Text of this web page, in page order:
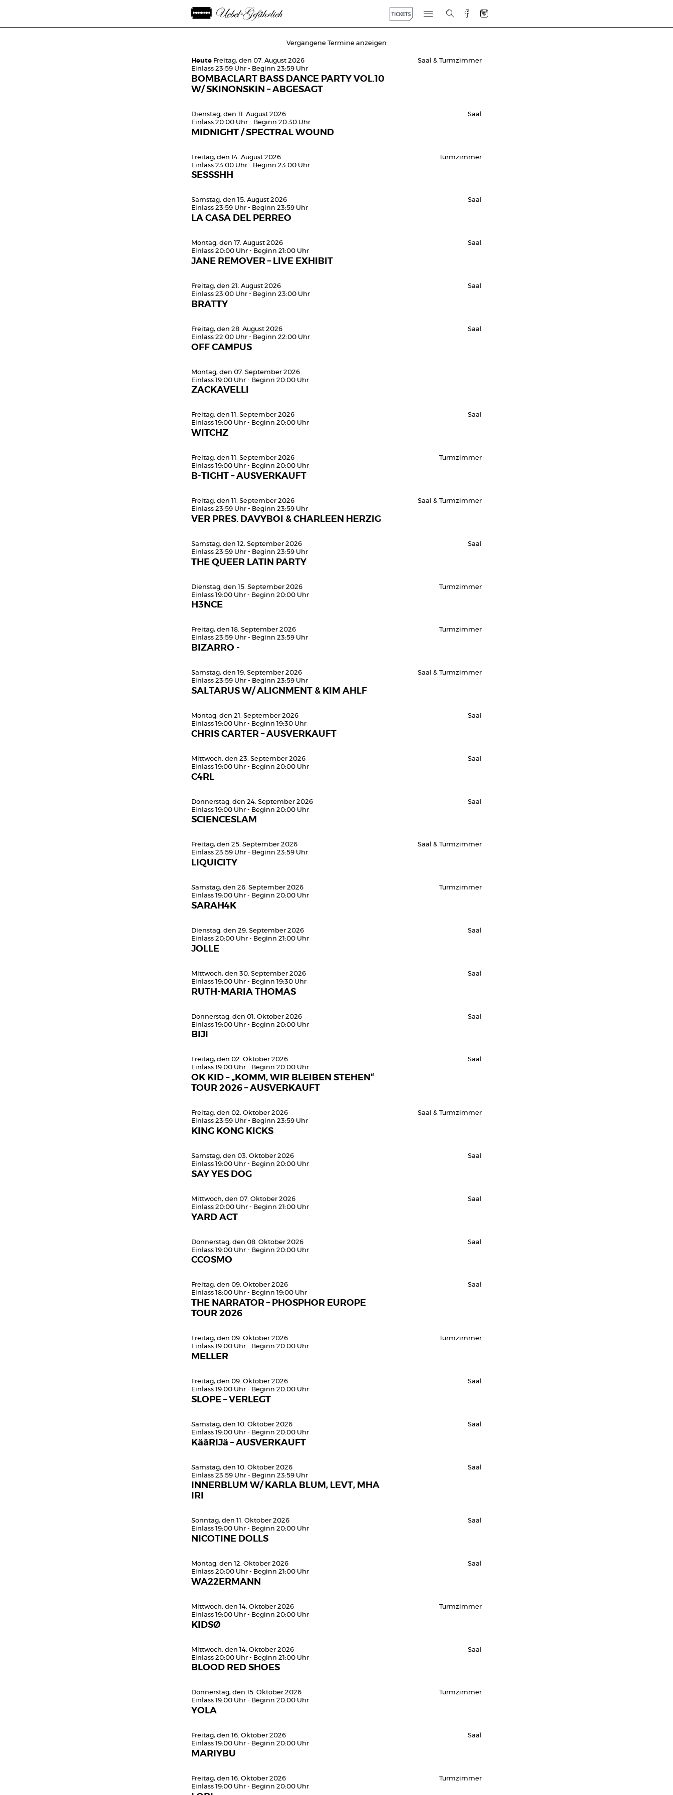
Vergangene Termine anzeigen
Heute Freitag, den 07. August 2026
Einlass 23:59 Uhr - Beginn 23:59 Uhr
BOMBACLART BASS DANCE PARTY VOL.10
W/ SKINONSKIN – ABGESAGT
Saal & Turmzimmer
Dienstag, den 11. August 2026
Einlass 20:00 Uhr - Beginn 20:30 Uhr
MIDNIGHT / SPECTRAL WOUND
Saal
Freitag, den 14. August 2026
Einlass 23:00 Uhr - Beginn 23:00 Uhr
SESSSHH
Turmzimmer
Samstag, den 15. August 2026
Einlass 23:59 Uhr - Beginn 23:59 Uhr
LA CASA DEL PERREO
Saal
Montag, den 17. August 2026
Einlass 20:00 Uhr - Beginn 21:00 Uhr
JANE REMOVER – LIVE EXHIBIT
Saal
Freitag, den 21. August 2026
Einlass 23:00 Uhr - Beginn 23:00 Uhr
BRATTY
Saal
Freitag, den 28. August 2026
Einlass 22:00 Uhr - Beginn 22:00 Uhr
OFF CAMPUS
Saal
Montag, den 07. September 2026
Einlass 19:00 Uhr - Beginn 20:00 Uhr
ZACKAVELLI
Freitag, den 11. September 2026
Einlass 19:00 Uhr - Beginn 20:00 Uhr
WITCHZ
Saal
Freitag, den 11. September 2026
Einlass 19:00 Uhr - Beginn 20:00 Uhr
B-TIGHT – AUSVERKAUFT
Turmzimmer
Freitag, den 11. September 2026
Einlass 23:59 Uhr - Beginn 23:59 Uhr
VER PRES. DAVYBOI & CHARLEEN HERZIG
Saal & Turmzimmer
Samstag, den 12. September 2026
Einlass 23:59 Uhr - Beginn 23:59 Uhr
THE QUEER LATIN PARTY
Saal
Dienstag, den 15. September 2026
Einlass 19:00 Uhr - Beginn 20:00 Uhr
H3NCE
Turmzimmer
Freitag, den 18. September 2026
Einlass 23:59 Uhr - Beginn 23:59 Uhr
BIZARRO -
Turmzimmer
Samstag, den 19. September 2026
Einlass 23:59 Uhr - Beginn 23:59 Uhr
SALTARUS W/ ALIGNMENT & KIM AHLF
Saal & Turmzimmer
Montag, den 21. September 2026
Einlass 19:00 Uhr - Beginn 19:30 Uhr
CHRIS CARTER – AUSVERKAUFT
Saal
Mittwoch, den 23. September 2026
Einlass 19:00 Uhr - Beginn 20:00 Uhr
C4RL
Saal
Donnerstag, den 24. September 2026
Einlass 19:00 Uhr - Beginn 20:00 Uhr
SCIENCESLAM
Saal
Freitag, den 25. September 2026
Einlass 23:59 Uhr - Beginn 23:59 Uhr
LIQUICITY
Saal & Turmzimmer
Samstag, den 26. September 2026
Einlass 19:00 Uhr - Beginn 20:00 Uhr
SARAH4K
Turmzimmer
Dienstag, den 29. September 2026
Einlass 20:00 Uhr - Beginn 21:00 Uhr
JOLLE
Saal
Mittwoch, den 30. September 2026
Einlass 19:00 Uhr - Beginn 19:30 Uhr
RUTH-MARIA THOMAS
Saal
Donnerstag, den 01. Oktober 2026
Einlass 19:00 Uhr - Beginn 20:00 Uhr
BIJI
Saal
Freitag, den 02. Oktober 2026
Einlass 19:00 Uhr - Beginn 20:00 Uhr
OK KID – „KOMM, WIR BLEIBEN STEHEN“
TOUR 2026 – AUSVERKAUFT
Saal
Freitag, den 02. Oktober 2026
Einlass 23:59 Uhr - Beginn 23:59 Uhr
KING KONG KICKS
Saal & Turmzimmer
Samstag, den 03. Oktober 2026
Einlass 19:00 Uhr - Beginn 20:00 Uhr
SAY YES DOG
Saal
Mittwoch, den 07. Oktober 2026
Einlass 20:00 Uhr - Beginn 21:00 Uhr
YARD ACT
Saal
Donnerstag, den 08. Oktober 2026
Einlass 19:00 Uhr - Beginn 20:00 Uhr
CCOSMO
Saal
Freitag, den 09. Oktober 2026
Einlass 18:00 Uhr - Beginn 19:00 Uhr
THE NARRATOR – PHOSPHOR EUROPE
TOUR 2026
Saal
Freitag, den 09. Oktober 2026
Einlass 19:00 Uhr - Beginn 20:00 Uhr
MELLER
Turmzimmer
Freitag, den 09. Oktober 2026
Einlass 19:00 Uhr - Beginn 20:00 Uhr
SLOPE – VERLEGT
Saal
Samstag, den 10. Oktober 2026
Einlass 19:00 Uhr - Beginn 20:00 Uhr
KääRIJä – AUSVERKAUFT
Saal
Samstag, den 10. Oktober 2026
Einlass 23:59 Uhr - Beginn 23:59 Uhr
INNERBLUM W/ KARLA BLUM, LEVT, MHA
IRI
Saal
Sonntag, den 11. Oktober 2026
Einlass 19:00 Uhr - Beginn 20:00 Uhr
NICOTINE DOLLS
Saal
Montag, den 12. Oktober 2026
Einlass 20:00 Uhr - Beginn 21:00 Uhr
WA22ERMANN
Saal
Mittwoch, den 14. Oktober 2026
Einlass 19:00 Uhr - Beginn 20:00 Uhr
KIDSØ
Turmzimmer
Mittwoch, den 14. Oktober 2026
Einlass 20:00 Uhr - Beginn 21:00 Uhr
BLOOD RED SHOES
Saal
Donnerstag, den 15. Oktober 2026
Einlass 19:00 Uhr - Beginn 20:00 Uhr
YOLA
Turmzimmer
Freitag, den 16. Oktober 2026
Einlass 19:00 Uhr - Beginn 20:00 Uhr
MARIYBU
Saal
Freitag, den 16. Oktober 2026
Einlass 19:00 Uhr - Beginn 20:00 Uhr
Turmzimmer